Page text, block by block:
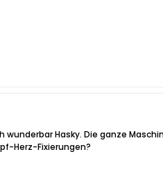
wunderbar Hasky. Die ganze
Herz-Fixierungen?